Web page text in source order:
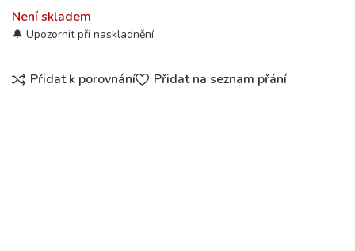
Není skladem
Přidat k porovnání Přidat na seznam přání